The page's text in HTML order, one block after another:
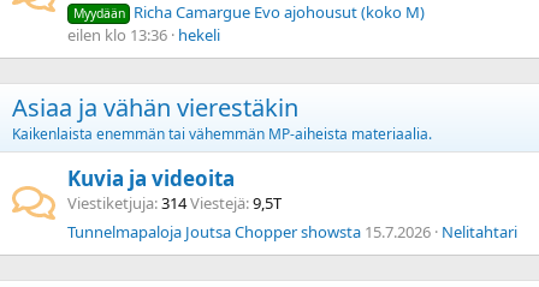
Myydään Richa Camargue Evo ajohousut (koko M)
eilen klo 13:36 hekeli
Asiaa ja vähän vierestäkin
Kaikenlaista enemmän tai vähemmän MP-aiheista materiaalia.
Kuvia ja videoita
Viestiketjuja 314Viestejä 9,5T
Tunnelmapaloja Joutsa Chopper showsta 15.7.2026 Nelitahtari